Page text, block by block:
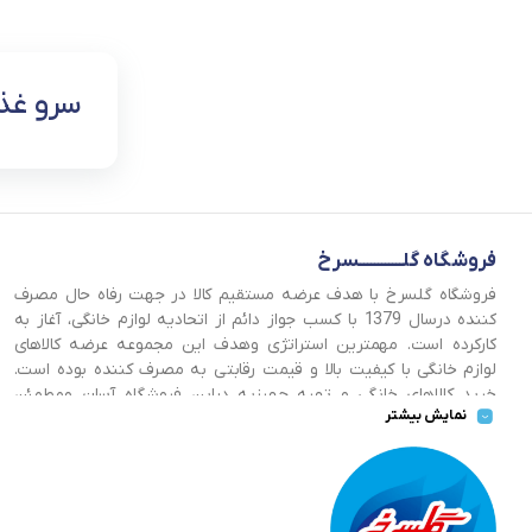
سرو
فروشگاه گلــــــــــــسرخ
فروشگاه گلسرخ با هدف عرضه مستقیم کالا در جهت رفاه حال مصرف
کننده درسال 1379 با کسب جواز دائم از اتحادیه لوازم خانگی، آغاز به
کارکرده است. مهمترین استراتژی وهدف این مجموعه عرضه کالاهای
لوازم خانگی با کیفیت بالا و قیمت رقابتی به مصرف کننده بوده است.
خرید کالاهای خانگی و تهیه جهیزیه دراین فروشگاه آسان ومطمئن
صورت می پذیرد . گسترش کسب وکارهای اینترنتی ما را بر آن داشت تا
با ایجاد فروشگاه اینترنتی گلسرخ به خدمت رسانی گسترده تر و با
شرایط بهتر بپردازیم.
نمایش بیشتر